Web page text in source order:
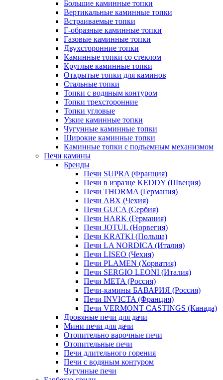
Большие каминные топки
Вертикальные каминные топки
Встраиваемые топки
Г-образные каминные топки
Газовые каминные топки
Двухсторонние топки
Каминные топки со стеклом
Круглые каминные топки
Открытые топки для каминов
Стальные топки
Топки с водяным контуром
Топки трехсторонние
Топки угловые
Узкие каминные топки
Чугунные каминные топки
Широкие каминные топки
Каминные топки с подъемным механизмом
Печи камины
Бренды
Печи SUPRA (Франция)
Печи в изразце KEDDY (Швеция)
Печи THORMA (Германия)
Печи ABX (Чехия)
Печи GUCA (Сербия)
Печи HARK (Германия)
Печи JOTUL (Норвегия)
Печи KRATKI (Польша)
Печи LA NORDICA (Италия)
Печи LISEO (Чехия)
Печи PLAMEN (Хорватия)
Печи SERGIO LEONI (Италия)
Печи META (Россия)
Печи-камины БАВАРИЯ (Россия)
Печи INVICTA (Франция)
Печи VERMONT CASTINGS (Канада)
Дровяные печи для дачи
Мини печи для дачи
Отопительно варочные печи
Отопительные печи
Печи длительного горения
Печи с водяным контуром
Чугунные печи